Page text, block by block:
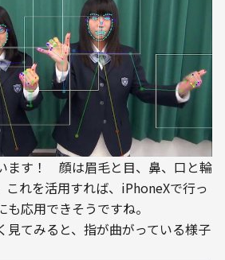
ます！　顔は眉毛と目、鼻、口と輪
これを活用すれば、iPhoneXで行っ
応用できそうですね。
見てみると、指が曲がっている様子